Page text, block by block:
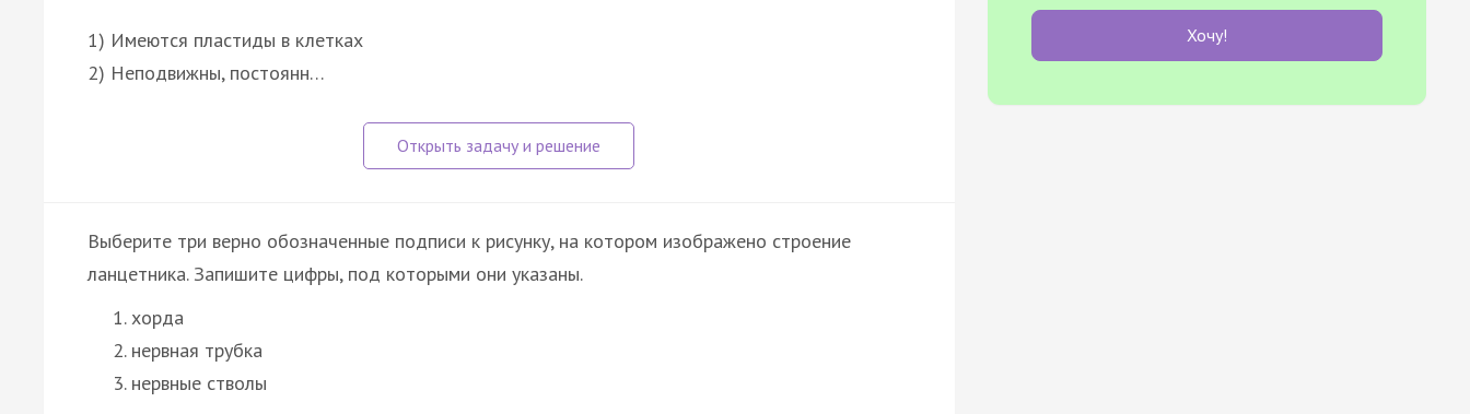
1) Имеются пластиды в клетках
2) Неподвижны, постоянн…
Выберите три верно обозначенные подписи к рисунку, на котором изображено строение
ланцетника. Запишите цифры, под которыми они указаны.
хорда
нервная трубка
нервные стволы
Хочу!